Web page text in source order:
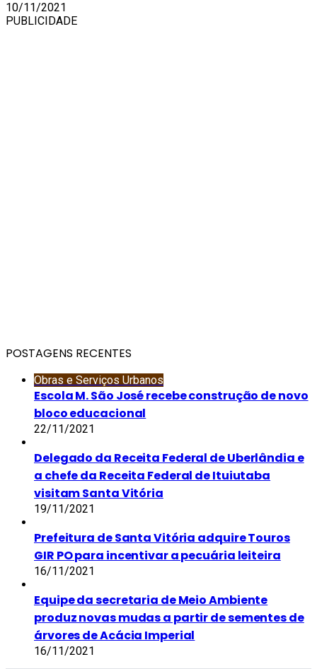
10/11/2021
PUBLICIDADE
POSTAGENS RECENTES
Obras e Serviços Urbanos
Escola M. São José recebe construção de novo
bloco educacional
22/11/2021
Delegado da Receita Federal de Uberlândia e
a chefe da Receita Federal de Ituiutaba
visitam Santa Vitória
19/11/2021
Prefeitura de Santa Vitória adquire Touros
GIR PO para incentivar a pecuária leiteira
16/11/2021
Equipe da secretaria de Meio Ambiente
produz novas mudas a partir de sementes de
árvores de Acácia Imperial
16/11/2021